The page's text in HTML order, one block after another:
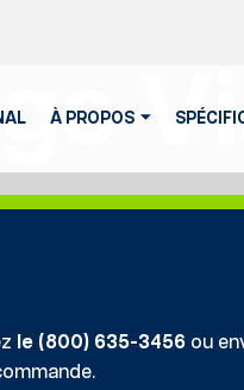
À PROPOS
le (800) 635-3456 ou